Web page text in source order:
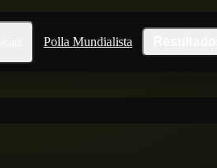
Polla Mundialista